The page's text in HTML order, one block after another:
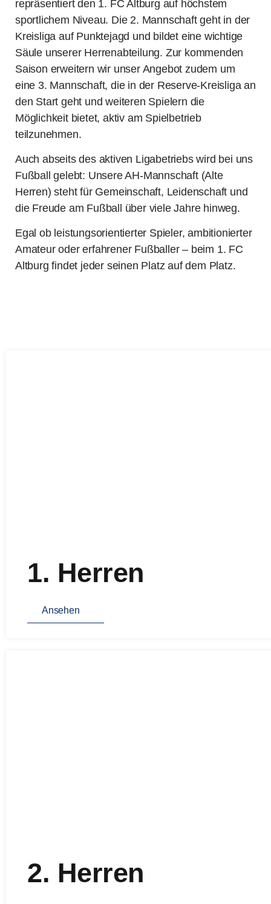
repräsentiert den 1. FC Altburg auf höchstem
sportlichem Niveau. Die 2. Mannschaft geht in der
Kreisliga auf Punktejagd und bildet eine wichtige
Säule unserer Herrenabteilung. Zur kommenden
Saison erweitern wir unser Angebot zudem um
eine 3. Mannschaft, die in der Reserve-Kreisliga an
den Start geht und weiteren Spielern die
Möglichkeit bietet, aktiv am Spielbetrieb
teilzunehmen.
Auch abseits des aktiven Ligabetriebs wird bei uns
Fußball gelebt: Unsere AH-Mannschaft (Alte
Herren) steht für Gemeinschaft, Leidenschaft und
die Freude am Fußball über viele Jahre hinweg.
Egal ob leistungsorientierter Spieler, ambitionierter
Amateur oder erfahrener Fußballer – beim 1. FC
Altburg findet jeder seinen Platz auf dem Platz.
1. Herren
Ansehen
2. Herren